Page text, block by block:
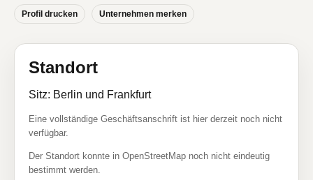
Profil drucken Unternehmen merken
Standort
Sitz: Berlin und Frankfurt
Eine vollständige Geschäftsanschrift ist hier derzeit noch nicht
verfügbar.
Der Standort konnte in OpenStreetMap noch nicht eindeutig
bestimmt werden.